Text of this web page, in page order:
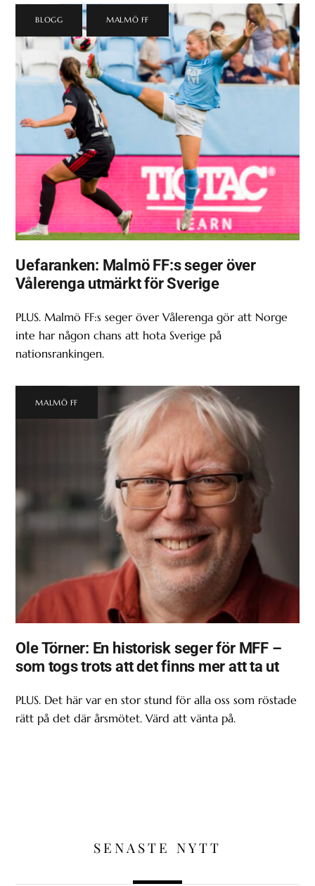
BLOGG MALMÖ FF
Uefaranken: Malmö FF:s seger över
Vålerenga utmärkt för Sverige
PLUS. Malmö FF:s seger över Vålerenga gör att Norge
inte har någon chans att hota Sverige på
nationsrankingen.
MALMÖ FF
Ole Törner: En historisk seger för MFF –
som togs trots att det finns mer att ta ut
PLUS. Det här var en stor stund för alla oss som röstade
rätt på det där årsmötet. Värd att vänta på.
SENASTE NYTT